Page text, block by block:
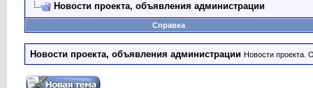
Новости проекта, объявления администрации
Справка
Новости проекта, объявления администрации Новости проекта.